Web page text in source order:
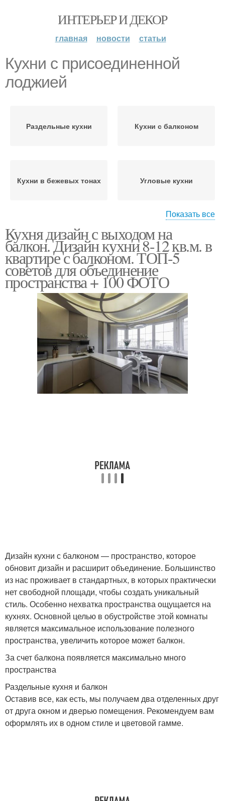
ИНТЕРЬЕР И ДЕКОР
главная новости статьи
Кухни с присоединенной
лоджией
Раздельные кухни Кухни с балконом
Кухни в бежевых тонах Угловые кухни
Кухня с дверью Квадратная кухня
Кухни с балконной
дверью
Кухня с балконом
Показать все
Кухня дизайн с выходом на
балкон. Дизайн кухни 8-12 кв.м. в
квартире с балконом. ТОП-5
советов для объединение
пространства + 100 ФОТО
Дизайн кухни с балконом — пространство, которое
обновит дизайн и расширит объединение. Большинство
из нас проживает в стандартных, в которых практически
нет свободной площади, чтобы создать уникальный
стиль. Особенно нехватка пространства ощущается на
кухнях. Основной целью в обустройстве этой комнаты
является максимальное использование полезного
пространства, увеличить которое может балкон.
За счет балкона появляется максимально много
пространства
Раздельные кухня и балкон
Оставив все, как есть, мы получаем два отделенных друг
от друга окном и дверью помещения. Рекомендуем вам
оформлять их в одном стиле и цветовой гамме.